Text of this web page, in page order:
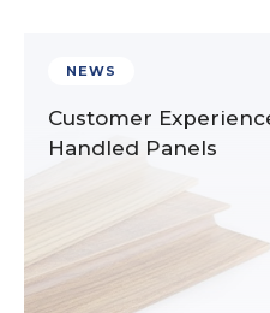
NEWS
Customer
Handled Panels